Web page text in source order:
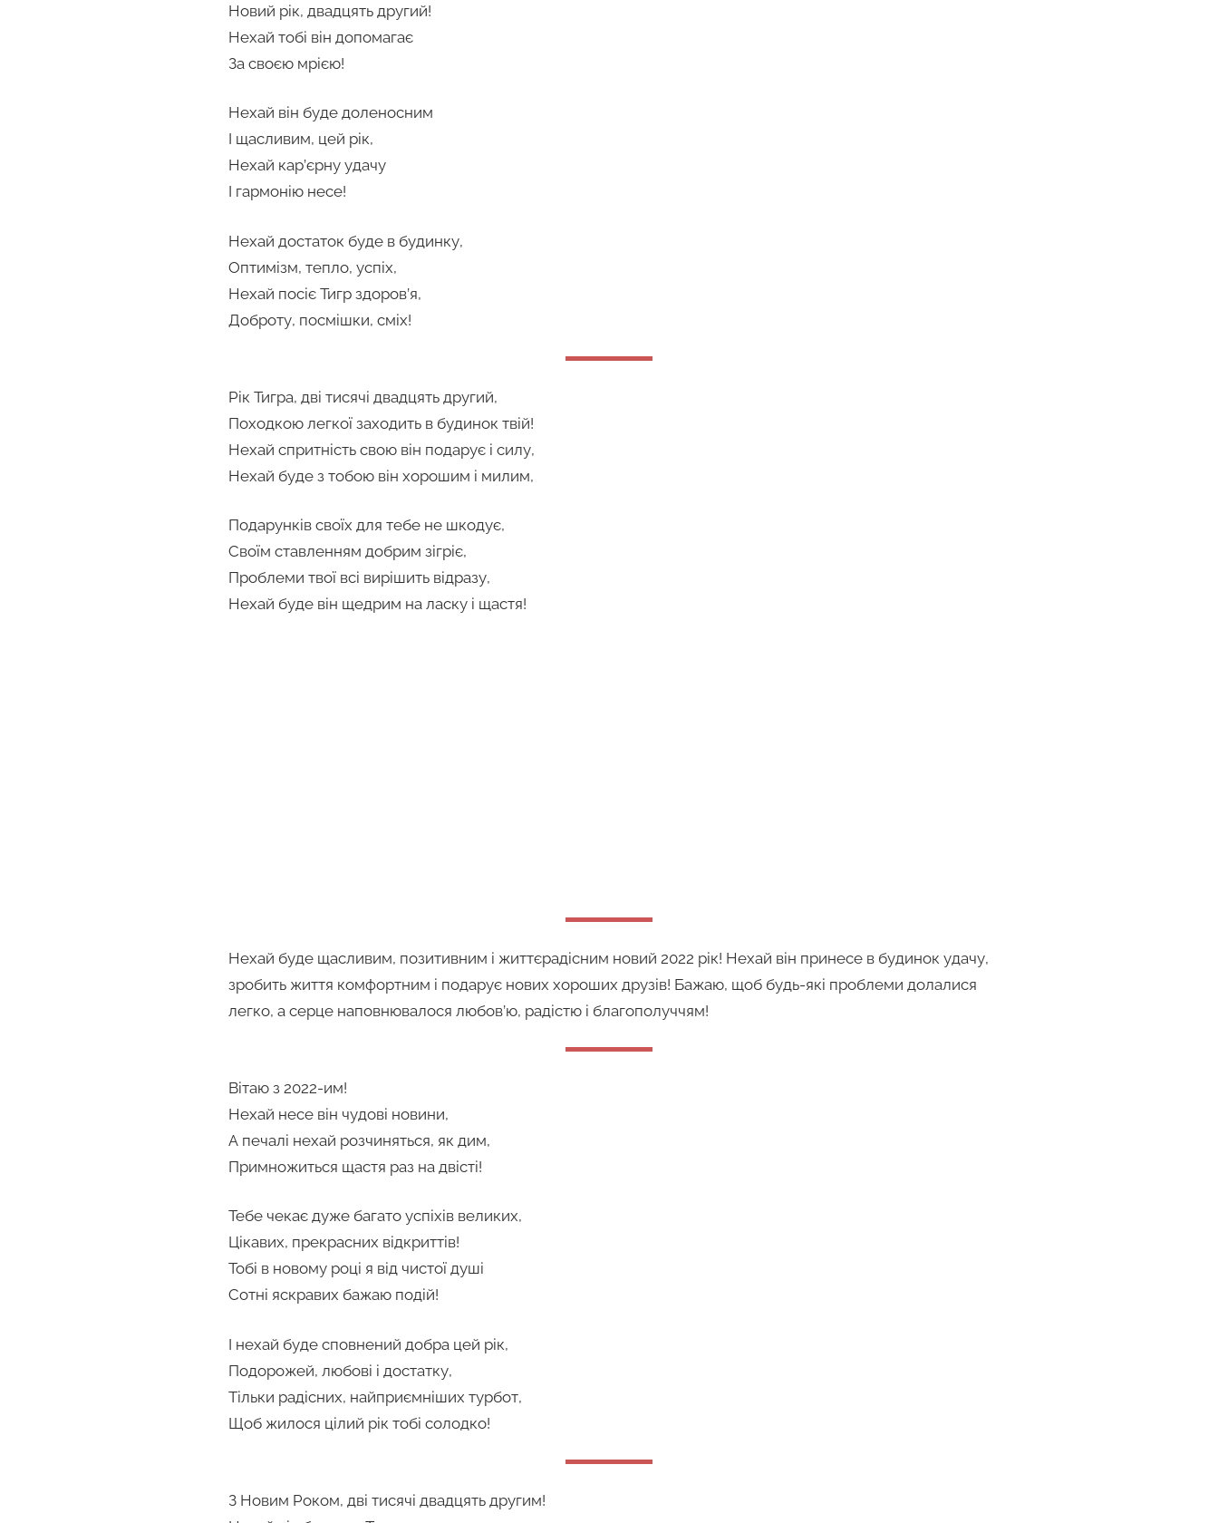
Новий рік, двадцять другий!
Нехай тобі він допомагає
За своєю мрією!
Нехай він буде доленосним
І щасливим, цей рік,
Нехай кар’єрну удачу
І гармонію несе!
Нехай достаток буде в будинку,
Оптимізм, тепло, успіх,
Нехай посіє Тигр здоров’я,
Доброту, посмішки, сміх!
Рік Тигра, дві тисячі двадцять другий,
Походкою легкої заходить в будинок твій!
Нехай спритність свою він подарує і силу,
Нехай буде з тобою він хорошим і милим,
Подарунків своїх для тебе не шкодує,
Своїм ставленням добрим зігріє,
Проблеми твої всі вирішить відразу,
Нехай буде він щедрим на ласку і щастя!
Нехай буде щасливим, позитивним і життєрадісним новий 2022 рік! Нехай він принесе в будинок удачу,
зробить життя комфортним і подарує нових хороших друзів! Бажаю, щоб будь-які проблеми долалися
легко, а серце наповнювалося любов’ю, радістю і благополуччям!
Вітаю з 2022-им!
Нехай несе він чудові новини,
А печалі нехай розчиняться, як дим,
Примножиться щастя раз на двісті!
Тебе чекає дуже багато успіхів великих,
Цікавих, прекрасних відкриттів!
Тобі в новому році я від чистої душі
Сотні яскравих бажаю подій!
І нехай буде сповнений добра цей рік,
Подорожей, любові і достатку,
Тільки радісних, найприємніших турбот,
Щоб жилося цілий рік тобі солодко!
З Новим Роком, дві тисячі двадцять другим!